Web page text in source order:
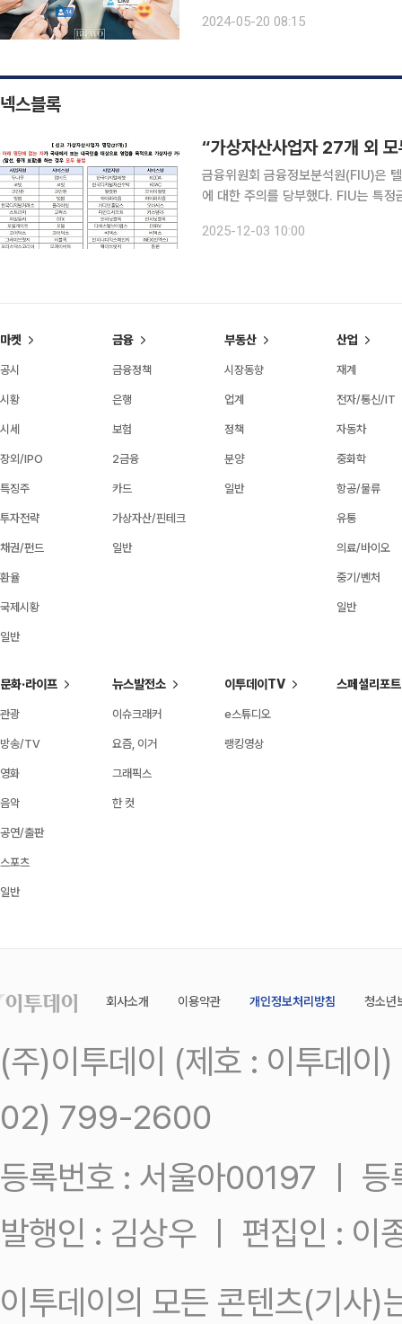
공유하며 유대감은 쌓되, 타인과 건강
2024-05-20 08:15
넥스블록
“가상자산사업자 27개 외
금융위원회 금융정보분석원(FIU)은
에 대한 주의를 당부했다. FIU는 특정금융정보법에 따라 신고된 27개 가상자산사업자를 제외하고,
혔다. FIU는 최근 텔레그램, SNS,
2025-12-03 10:00
마켓
공시
시황
시세
장외/IPO
특징주
투자전략
채권/펀드
환율
국제시황
일반
금융
금융정책
은행
보험
2금융
카드
가상자산/핀테크
일반
부동산
시장동향
업계
정책
분양
일반
산업
재계
전자/통신/IT
자동차
중화학
항공/물류
유통
의료/바이오
중기/벤처
일반
문화·라이프
관광
방송/TV
영화
음악
공연/출판
스포츠
일반
뉴스발전소
이슈크래커
요즘, 이거
그래픽스
한 컷
이투데이TV
e스튜디오
랭킹영상
스페셜리포트
회사소개 이용약관 개인정보처리방침 청소년
(주)이투데이 (제호 : 이투데
02) 799-2600
등록번호 : 서울아00197 ㅣ
발행인 : 김상우 ㅣ 편집인 : 이
이투데이의 모든 콘텐츠(기사)